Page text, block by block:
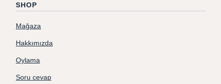
SHOP
Mağaza
Hakkımızda
Oylama
Soru cevap